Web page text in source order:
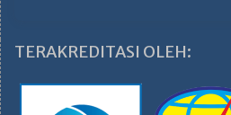
TERAKREDITASI OLEH: